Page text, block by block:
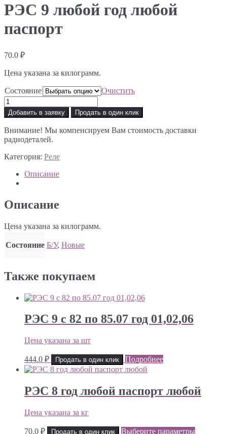
РЭС 9 любой год любой
паспорт
70.0 ₽
Цена указана за килограмм.
Состояние
Очистить
Количество
товара
РЭС
9
любой
год
любой
Добавить в заявку Продать в один клик
Внимание! Мы компенсируем Вам стоимость доставки
радиодеталей.
Категория: Реле
Описание
Описание
Цена указана за килограмм.
Состояние Б/У, Новые
Также покупаем
РЭС 9 с 82 по 85.07 год 01,02,06
Цена указана за шт
444.0 ₽ Продать в один клик Подробнее
РЭС 8 год любой паспорт любой
Цена указана за кг
70.0 ₽ Продать в один клик Выберите параметры